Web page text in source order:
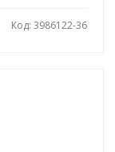
Код: 3986122-36